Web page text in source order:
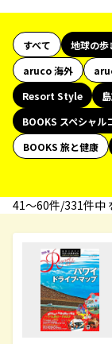
すべて 地球の歩
aruco 海外
Resort Style
BOOKS スペシャル
BOOKS 旅と健康
41〜60件/331件中